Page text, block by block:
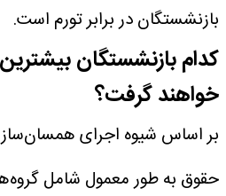
بازنشستگان در برابر تورم است.
کدام بازنشستگان
خواهند گرفت؟
بر اساس شیوه اجرای
حقوق به طور معمول شامل